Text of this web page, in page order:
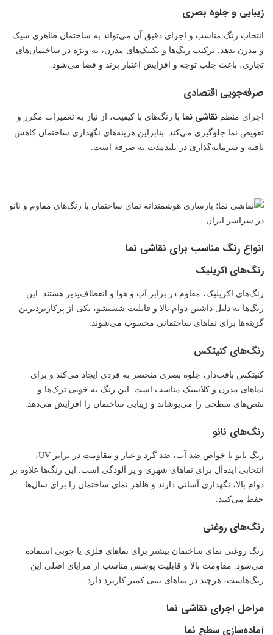
زیبایی و جلوه بصری
انتخاب رنگ مناسب و اجرای دقیق آن می‌تواند به ساختمان ظاهری شیک
و مدرن بدهد. ترکیب رنگ‌ها و تکنیک‌های مدرن، به ویژه در ساختمان‌های
تجاری، باعث جلب توجه و افزایش اعتبار برند و فضا می‌شود.
صرفه‌جویی اقتصادی
اجرای منظم نقاشی نما با رنگ‌های با کیفیت، از نیاز به تعمیرات مکرر و
تعویض نما جلوگیری می‌کند. بنابراین هزینه‌های نگهداری ساختمان کاهش
یافته و سرمایه‌گذاری در بلندمدت به صرفه است.
انواع رنگ مناسب برای نقاشی نما
رنگ‌های اکریلیک
رنگ‌های اکریلیک، مقاوم در برابر آب و هوا و انعطاف‌پذیر هستند. این
رنگ‌ها به دلیل داشتن دوام بالا و قابلیت شستشو، یکی از پرکاربردترین
گزینه‌ها برای نماهای ساختمانی محسوب می‌شوند.
رنگ‌های کنیتکس
کنیتکس بافت‌دار، جلوه بصری منحصر به فردی ایجاد می‌کند و برای
نماهای مدرن و کلاسیک مناسب است. این رنگ به خوبی ترک‌ها و
نقص‌های سطحی را می‌پوشاند و زیبایی ساختمان را افزایش می‌دهد.
رنگ‌های نانو
رنگ نانو با خواص ضد آب، ضد گرد و غبار و مقاومت در برابر UV،
انتخابی ایده‌آل برای نماهای شهری و پر آلودگی است. این رنگ‌ها علاوه بر
دوام بالا، نگهداری آسانی دارند و ظاهر نمای ساختمان را برای سال‌ها
حفظ می‌کنند.
رنگ‌های روغنی
رنگ روغنی نمای ساختمان بیشتر برای نماهای فلزی یا چوبی استفاده
می‌شود. مقاومت بالا و قابلیت پوشش مناسب از مزایای اصلی این
رنگ‌هاست، هرچند در نماهای بتنی کمتر کاربرد دارد.
مراحل اجرای نقاشی نما
آماده‌سازی سطح نما